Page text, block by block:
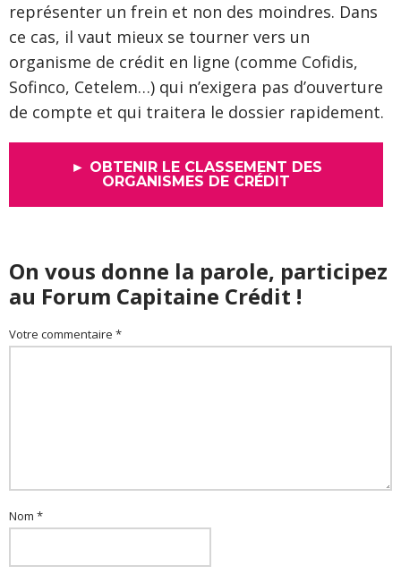
représenter un frein et non des moindres. Dans
ce cas, il vaut mieux se tourner vers un
organisme de crédit en ligne (comme Cofidis,
Sofinco, Cetelem…) qui n’exigera pas d’ouverture
de compte et qui traitera le dossier rapidement.
► OBTENIR LE CLASSEMENT DES
ORGANISMES DE CRÉDIT
On vous donne la parole, participez
au Forum Capitaine Crédit !
Votre commentaire *
Nom *